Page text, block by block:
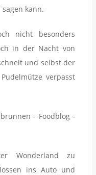
sagen kann.
nicht besonders
in der Nacht von
und selbst der
verpasst
Wonderland zu
ins Auto und